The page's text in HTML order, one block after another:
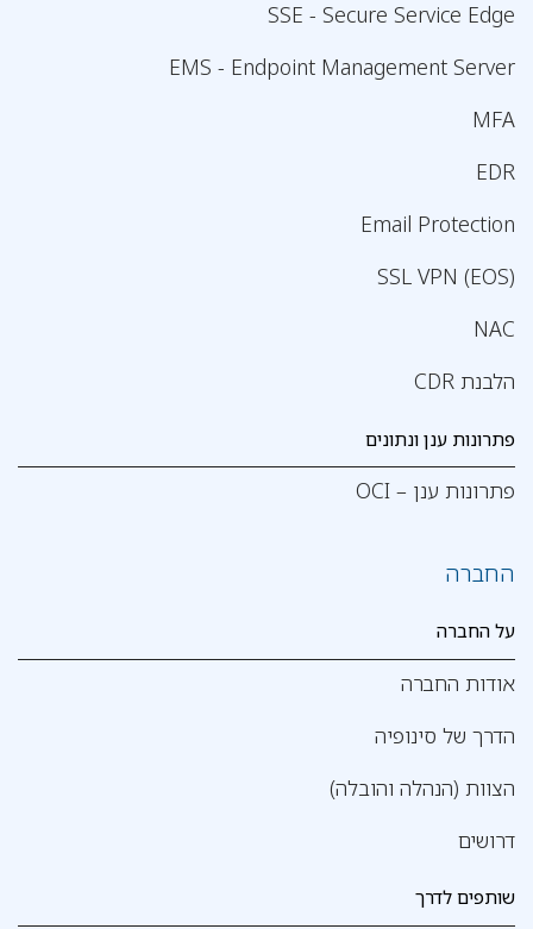
SSE - Secure Service Edge
EMS - Endpoint Management Server
MFA
EDR
Email Protection
SSL VPN (EOS)
NAC
הלבנת CDR
פתרונות ענן ונתונים
פתרונות ענן – OCI
החברה
על החברה
אודות החברה
הדרך של סינופיה
הצוות (הנהלה והובלה)
דרושים
שותפים לדרך